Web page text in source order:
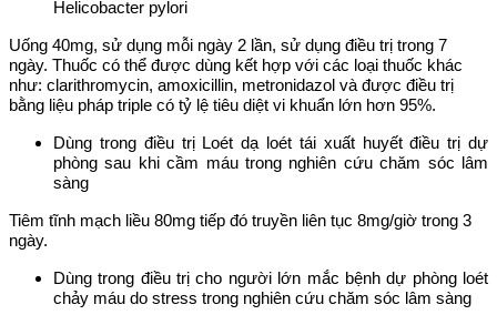
Helicobacter pylori
Uống 40mg, sử dụng mỗi ngày 2 lần, sử dụng điều trị trong 7
ngày. Thuốc có thể được dùng kết hợp với các loại thuốc khác
như: clarithromycin, amoxicillin, metronidazol và được điều trị
bằng liệu pháp triple có tỷ lệ tiêu diệt vi khuẩn lớn hơn 95%.
Dùng trong điều trị Loét dạ loét tái xuất huyết điều trị dự
phòng sau khi cầm máu trong nghiên cứu chăm sóc lâm
sàng
Tiêm tĩnh mạch liều 80mg tiếp đó truyền liên tục 8mg/giờ trong 3
ngày.
Dùng trong điều trịcho người lớn mắc bệnh dự phòng loét
chảy máu do stress trong nghiên cứu chăm sóc lâm sàng